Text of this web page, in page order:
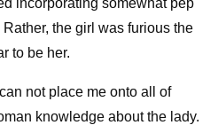
incorporating somewhat pep
the girl was furious the
to be her.
not place me onto all of
knowledge about the lady.